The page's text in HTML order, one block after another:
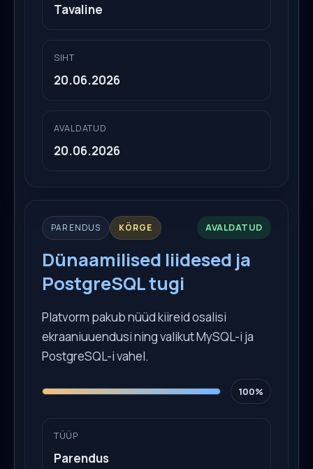
Tavaline
SIHT
20.06.2026
AVALDATUD
20.06.2026
PARENDUS KÕRGE AVALDATUD
Dünaamilised liidesed ja
PostgreSQL tugi
Platvorm pakub nüüd kiireid osalisi
ekraaniuuendusi ning valikut MySQL-i ja
PostgreSQL-i vahel.
100%
TÜÜP
Parendus